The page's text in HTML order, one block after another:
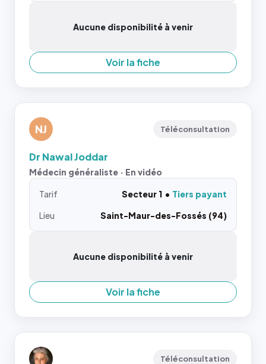
Aucune disponibilité à venir
Voir la fiche
NJ Téléconsultation
Dr Nawal Joddar
Médecin généraliste · En vidéo
Tarif Secteur 1
Tiers payant
Lieu
Saint-Maur-des-Fossés (94)
Aucune disponibilité à venir
Voir la fiche
Téléconsultation